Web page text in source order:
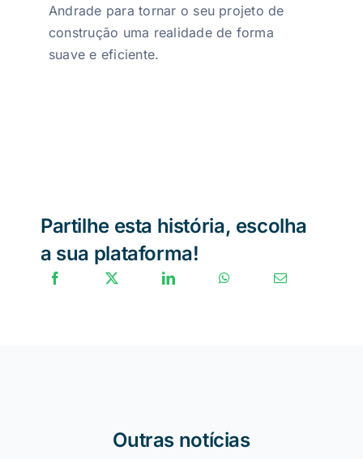
Andrade para tornar o seu projeto de
construção uma realidade de forma
suave e eficiente.
Partilhe esta história, escolha
a sua plataforma!
Outras notícias